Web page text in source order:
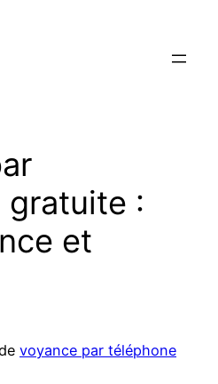
:
et
voyance par téléphone